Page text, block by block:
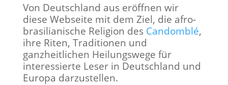
Von Deutschland aus eröffnen wir
diese Webseite mit dem Ziel, die afro-
brasilianische Religion des Candomblé,
ihre Riten, Traditionen und
ganzheitlichen Heilungswege für
interessierte Leser in Deutschland und
Europa darzustellen.